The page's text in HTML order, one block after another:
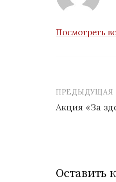
Посмотреть
по
ПРЕДЫДУЩАЯ
Акция «За
Оставить